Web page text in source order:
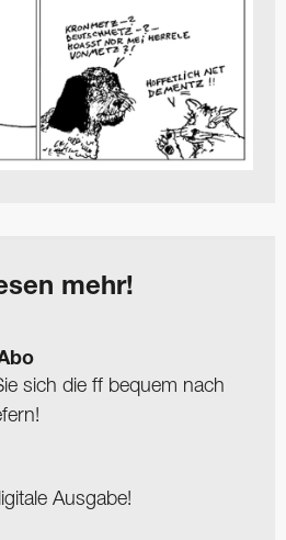
mehr!
sich die ff bequem nach
Ausgabe!